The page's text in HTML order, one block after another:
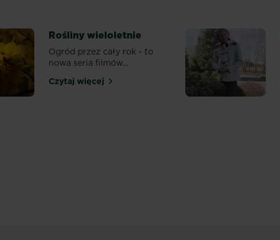
Rośliny wieloletnie
Ogród przez cały rok - to
nowa seria filmów...
Czytaj więcejRośliny wieloletnie